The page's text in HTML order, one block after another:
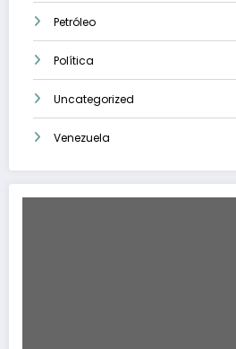
Petróleo
Política
Uncategorized
Venezuela